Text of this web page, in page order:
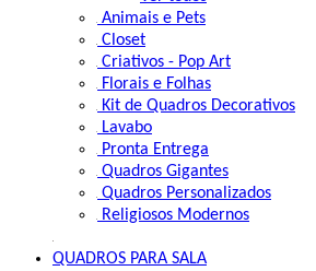
Animais e Pets
Closet
Criativos - Pop Art
Florais e Folhas
Kit de Quadros Decorativos
Lavabo
Pronta Entrega
Quadros Gigantes
Quadros Personalizados
Religiosos Modernos
QUADROS PARA SALA